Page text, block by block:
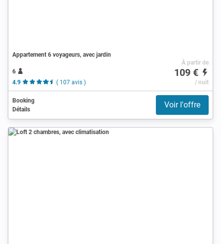
Appartement 6 voyageurs, avec jardin
6
4.9
( 107 avis )
À partir de
109 €
/ nuit
Booking
Détails
Voir l'offre